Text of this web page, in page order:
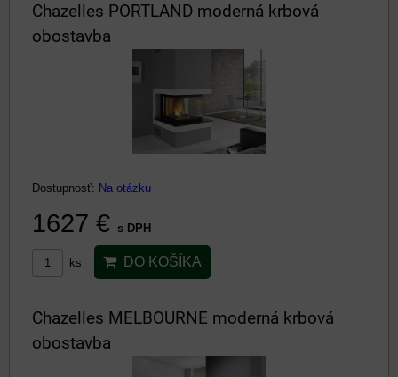
Chazelles PORTLAND moderná krbová
obostavba
Dostupnosť: Na otázku
1627 € s DPH
ks DO KOŠÍKA
Chazelles MELBOURNE moderná krbová
obostavba